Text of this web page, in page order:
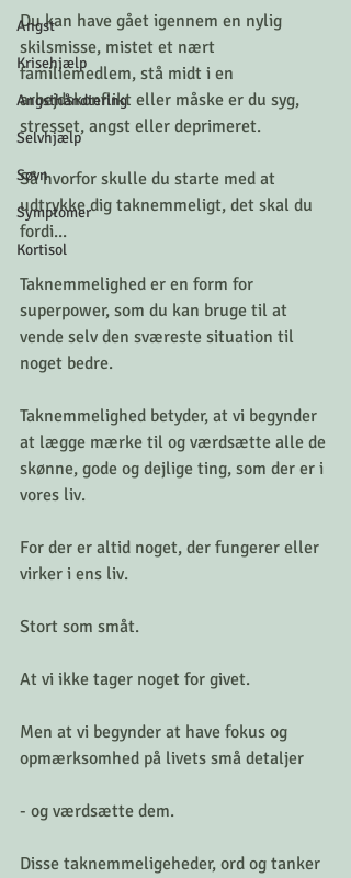
Angst
Krisehjælp
Angsthåndtering
Selvhjælp
Søvn
Symptomer
Kortisol
Du kan have gået igennem en nylig
skilsmisse, mistet et nært
familiemedlem, stå midt i en
arbejdskonflikt eller måske er du syg,
stresset, angst eller deprimeret.
Så hvorfor skulle du starte med at
udtrykke dig taknemmeligt, det skal du
fordi...
Taknemmelighed er en form for
superpower, som du kan bruge til at
vende selv den sværeste situation til
noget bedre.
Taknemmelighed betyder, at vi begynder
at lægge mærke til og værdsætte alle de
skønne, gode og dejlige ting, som der er i
vores liv.
For der er altid noget, der fungerer eller
virker i ens liv.
Stort som småt.
At vi ikke tager noget for givet.
Men at vi begynder at have fokus og
opmærksomhed på livets små detaljer
- og værdsætte dem.
Disse taknemmeligeheder, ord og tanker